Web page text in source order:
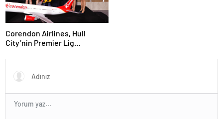
Corendon Airlines, Hull
City’nin Premier Lig
sürdürüyor